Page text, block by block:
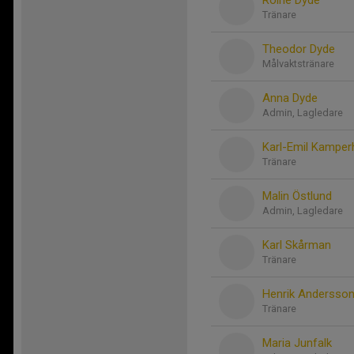
Tränare
Theodor Dyde
Målvaktstränare
Anna Dyde
Admin, Lagledare
Karl-Emil
Tränare
Malin Östlund
Admin, Lagledare
Karl Skårman
Tränare
Henrik Andersson
Tränare
Maria Junfalk